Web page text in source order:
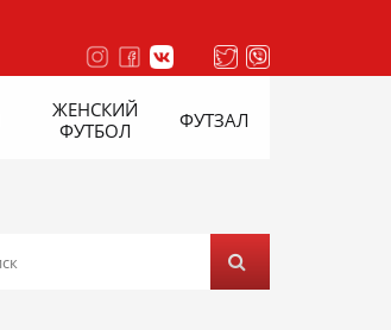
ЖЕНСКИЙ
ФУТБОЛ
ФУТЗАЛ